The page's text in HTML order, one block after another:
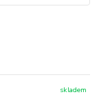
skladem